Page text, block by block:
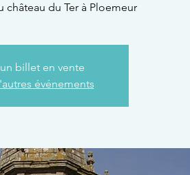
château du Ter à Ploemeur
billet en vente
événements